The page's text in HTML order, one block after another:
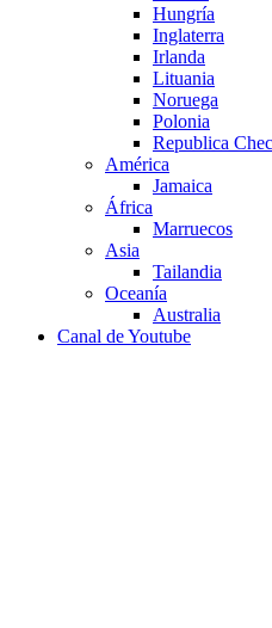
Hungría
Inglaterra
Irlanda
Lituania
Noruega
Polonia
Republica
América
Jamaica
África
Marruecos
Asia
Tailandia
Oceanía
Australia
Canal de Youtube